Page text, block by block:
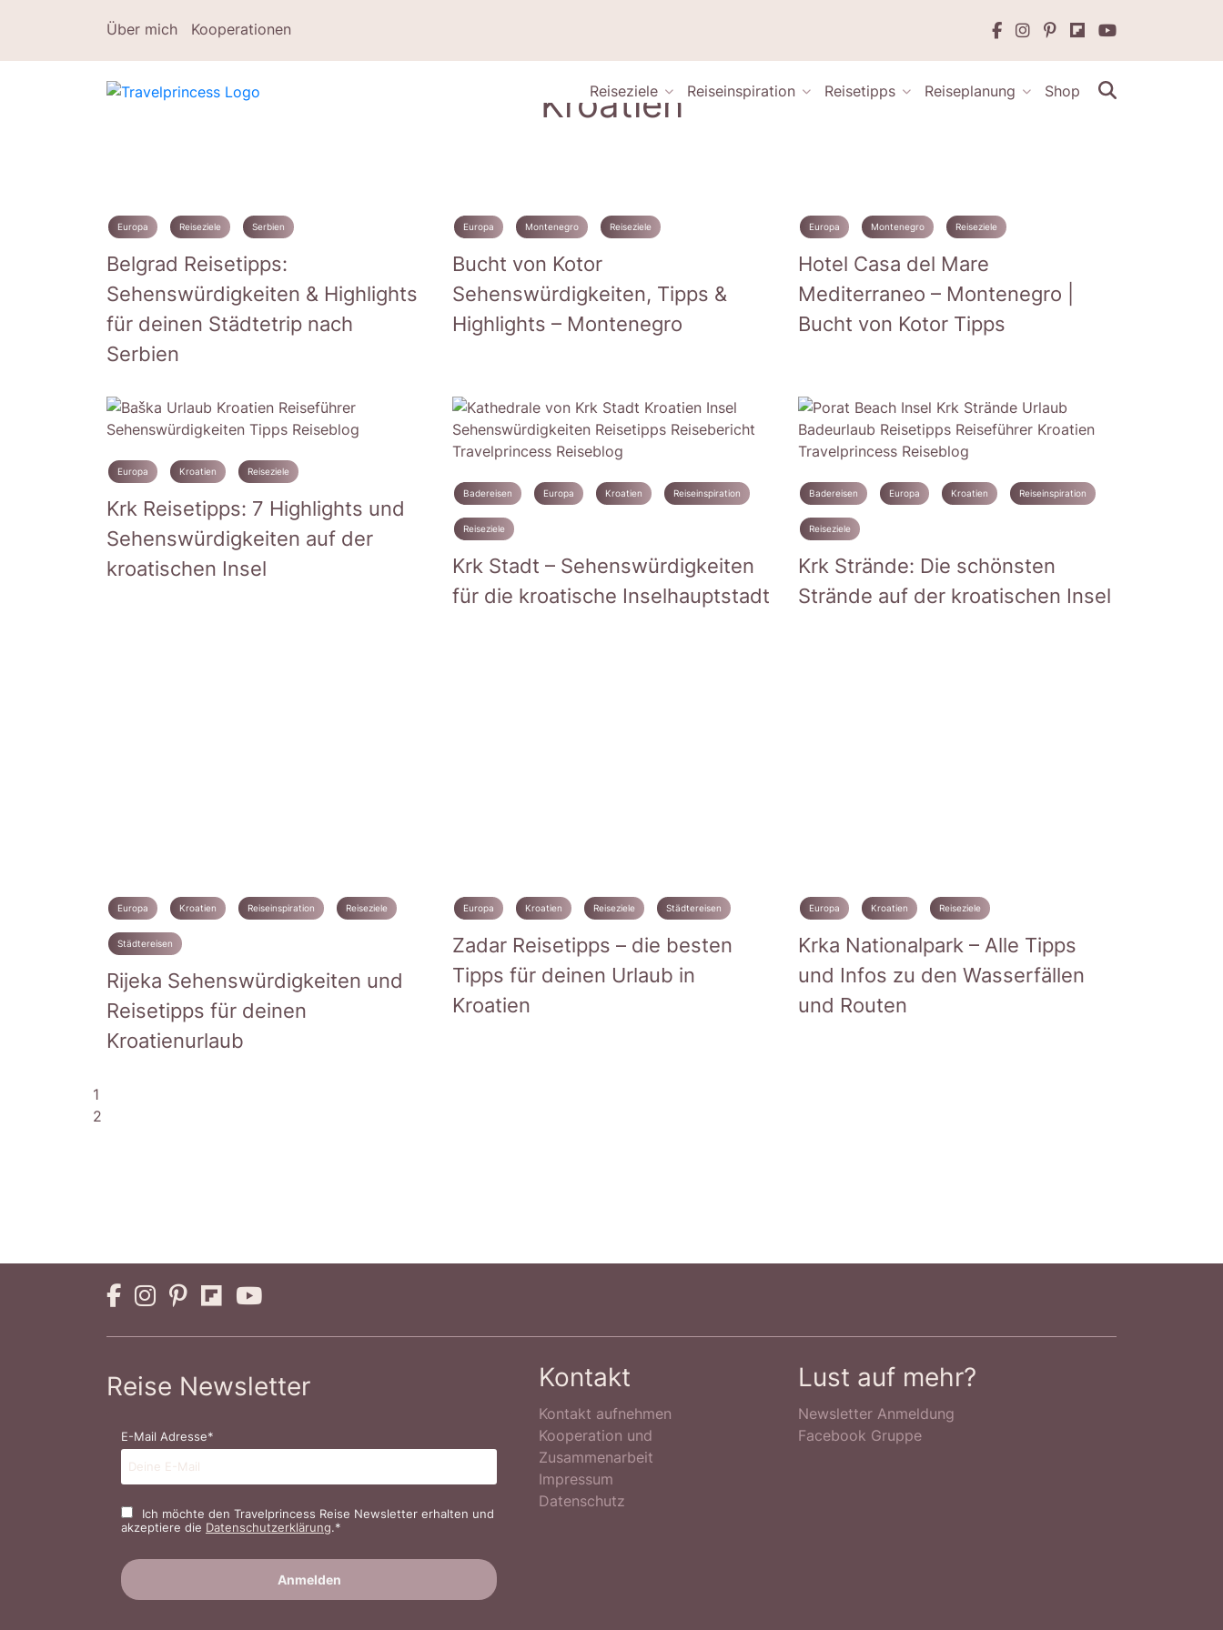
Über mich Kooperationen
Reiseziele Reiseinspiration Reisetipps Reiseplanung Shop
Kroatien
Europa Reiseziele Serbien
Belgrad Reisetipps:
Sehenswürdigkeiten & Highlights
für deinen Städtetrip nach
Serbien
Europa Montenegro Reiseziele
Bucht von Kotor
Sehenswürdigkeiten, Tipps &
Highlights – Montenegro
Europa Montenegro Reiseziele
Hotel Casa del Mare
Mediterraneo – Montenegro |
Bucht von Kotor Tipps
Europa Kroatien Reiseziele
Krk Reisetipps: 7 Highlights und
Sehenswürdigkeiten auf der
kroatischen Insel
Badereisen Europa Kroatien Reiseinspiration
Reiseziele
Krk Stadt – Sehenswürdigkeiten
für die kroatische Inselhauptstadt
Badereisen Europa Kroatien Reiseinspiration
Reiseziele
Krk Strände: Die schönsten
Strände auf der kroatischen Insel
Europa Kroatien Reiseinspiration Reiseziele
Städtereisen
Rijeka Sehenswürdigkeiten und
Reisetipps für deinen
Kroatienurlaub
Europa Kroatien Reiseziele Städtereisen
Zadar Reisetipps – die besten
Tipps für deinen Urlaub in
Kroatien
Europa Kroatien Reiseziele
Krka Nationalpark – Alle Tipps
und Infos zu den Wasserfällen
und Routen
1
2
Reise Newsletter
E-Mail Adresse*
Ich möchte den Travelprincess Reise Newsletter erhalten und
akzeptiere die Datenschutzerklärung.*
Kontakt
Kontakt aufnehmen
Kooperation und
Zusammenarbeit
Impressum
Datenschutz
Lust auf mehr?
Newsletter Anmeldung
Facebook Gruppe